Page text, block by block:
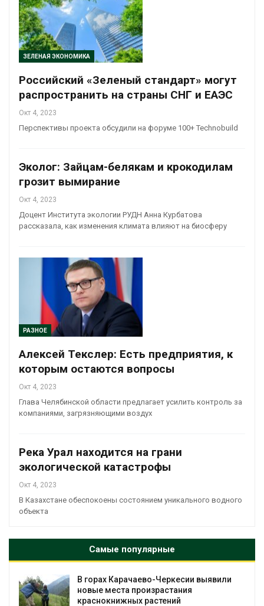
ЗЕЛЕНАЯ ЭКОНОМИКА
Российский «Зеленый стандарт» могут
распространить на страны СНГ и ЕАЭС
Окт 4, 2023
Перспективы проекта обсудили на форуме 100+ Technobuild
Эколог: Зайцам-белякам и крокодилам
грозит вымирание
Окт 4, 2023
Доцент Института экологии РУДН Анна Курбатова
рассказала, как изменения климата влияют на биосферу
РАЗНОЕ
Алексей Текслер: Есть предприятия, к
которым остаются вопросы
Окт 4, 2023
Глава Челябинской области предлагает усилить контроль за
компаниями, загрязняющими воздух
Река Урал находится на грани
экологической катастрофы
Окт 4, 2023
В Казахстане обеспокоены состоянием уникального водного
объекта
Самые популярные
В горах Карачаево-Черкесии выявили
новые места произрастания
краснокнижных растений